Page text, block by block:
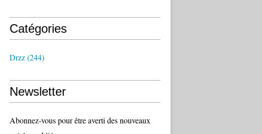
Catégories
Drzz(244)
Newsletter
Abonnez-vous pour être averti des nouveaux